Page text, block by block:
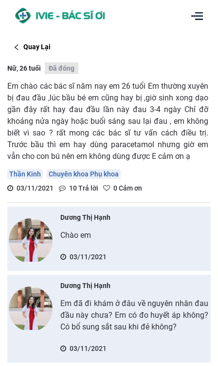
Quay Lại
Nữ, 26 tuổi Đã đóng
Em chào các bác sĩ năm nay em 26 tuổi Em thường xuyên
bị đau đầu ,lúc bầu bé em cũng hay bị ,giờ sinh xong dạo
gần đây rất hay đau đầu lần này đau 3-4 ngày Chỉ đỡ
khoảng nửa ngày hoặc buổi sáng sau lại đau , em không
biết vì sao ? rất mong các bác sĩ tư vấn cách điều trị.
Trước bầu thì em hay dùng paracetamol nhưng giờ em
vẫn cho con bú nên em không dùng được E cảm ơn ạ
Thần Kinh
Chuyên khoa Phụ khoa
03/11/2021
10Trả lời 0Cảm ơn
Dương Thị Hạnh
Chào em
03/11/2021
Dương Thị Hạnh
Em đã đi khám ở đâu về nguyên nhân đau
đầu này chưa? Em có đo huyết áp không?
Có bổ sung sắt sau khi đẻ không?
03/11/2021